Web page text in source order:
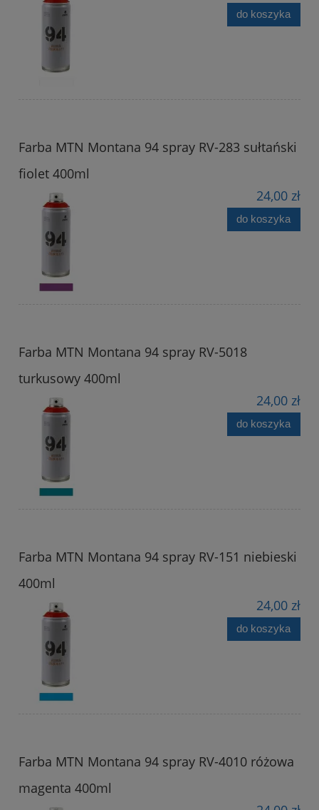
do koszyka
Farba MTN Montana 94 spray RV-283 sułtański
fiolet 400ml
24,00 zł
do koszyka
Farba MTN Montana 94 spray RV-5018
turkusowy 400ml
24,00 zł
do koszyka
Farba MTN Montana 94 spray RV-151 niebieski
400ml
24,00 zł
do koszyka
Farba MTN Montana 94 spray RV-4010 różowa
magenta 400ml